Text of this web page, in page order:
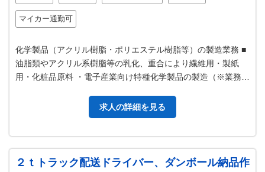
マイカー通勤可
化学製品（アクリル樹脂・ポリエステル樹脂等）の製造業務 ■
油脂類やアクリル系樹脂等の乳化、重合により繊維用・製紙
用・化粧品原料 ・電子産業向け特種化学製品の製造（※業務
求人の詳細を見る
２ｔトラック配送ドライバー、ダンボール納品作